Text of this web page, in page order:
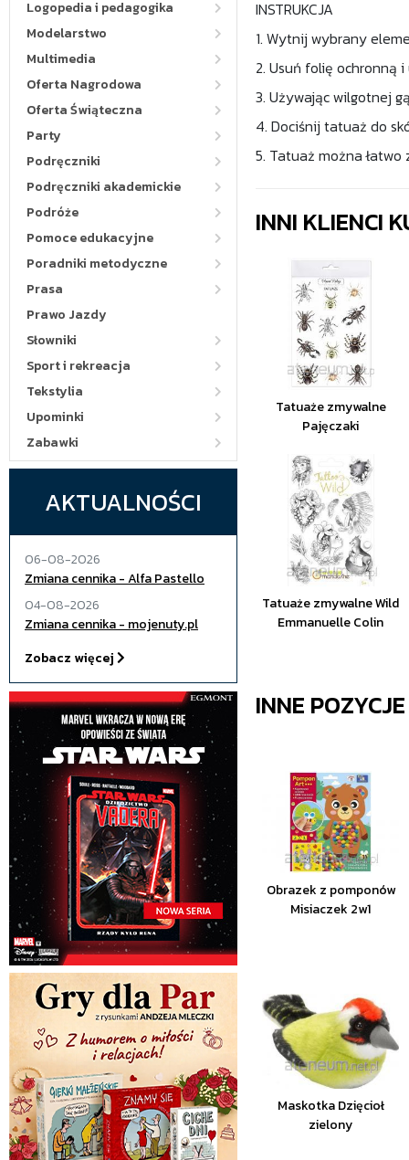
Logopedia i pedagogika
Modelarstwo
Multimedia
Oferta Nagrodowa
Oferta Świąteczna
Party
Podręczniki
Podręczniki akademickie
Podróże
Pomoce edukacyjne
Poradniki metodyczne
Prasa
Prawo Jazdy
Słowniki
Sport i rekreacja
Tekstylia
Upominki
Zabawki
AKTUALNOŚCI
06-08-2026
Zmiana cennika - Alfa Pastello
04-08-2026
Zmiana cennika - mojenuty.pl
Zobacz więcej
INSTRUKCJA
1. Wytnij wybrany
2. Usuń folię ochronną
3. Używając wilgotnej
4. Dociśnij tatuaż do
5. Tatuaż można łatwo
INNI KLIENCI
Tatuaże zmywalne
Pajęczaki
Tatuaże zmywalne Wild
Emmanuelle Colin
INNE
Obrazek z pomponów
Misiaczek 2w1
Maskotka Dzięcioł
zielony